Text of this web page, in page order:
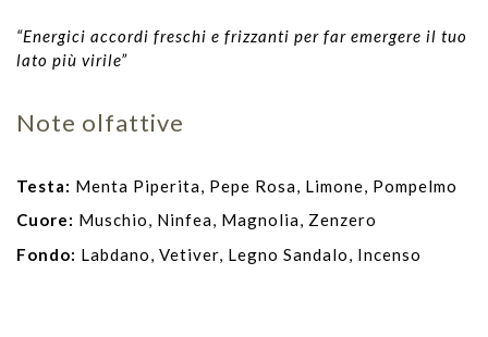
“Energici accordi freschi e frizzanti per far emergere il tuo
lato più virile”
Note olfattive
Testa: Menta Piperita, Pepe Rosa, Limone, Pompelmo
Cuore: Muschio, Ninfea, Magnolia, Zenzero
Fondo: Labdano, Vetiver, Legno Sandalo, Incenso